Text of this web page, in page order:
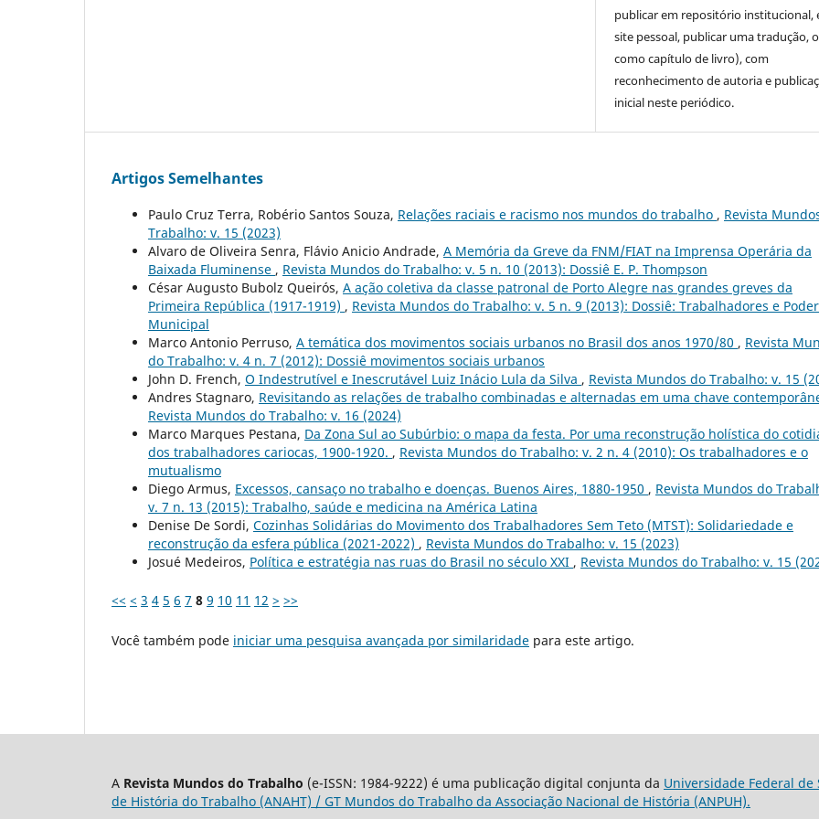
publicar em repositório institucional,
site pessoal, publicar uma tradução,
como capítulo de livro), com
reconhecimento de autoria e
inicial neste periódico.
Artigos Semelhantes
Paulo Cruz Terra, Robério Santos Souza, Relações raciais e racismo nos mundos do trabalho , Revista
Trabalho: v. 15 (2023)
Alvaro de Oliveira Senra, Flávio Anicio Andrade, A Memória da Greve da FNM/FIAT na Imprensa Operária da
Baixada Fluminense , Revista Mundos do Trabalho: v. 5 n. 10 (2013): Dossiê E. P. Thompson
César Augusto Bubolz Queirós, A ação coletiva da classe patronal de Porto Alegre nas grandes greves da
Primeira República (1917-1919) , Revista Mundos do Trabalho: v. 5 n. 9 (2013): Dossiê: Trabalhadores e Poder
Municipal
Marco Antonio Perruso, A temática dos movimentos sociais urbanos no Brasil dos anos 1970/80 , Revista
do Trabalho: v. 4 n. 7 (2012): Dossiê movimentos sociais urbanos
John D. French, O Indestrutível e Inescrutável Luiz Inácio Lula da Silva , Revista Mundos do Trabalho: v. 15
Andres Stagnaro, Revisitando as relações de trabalho combinadas e alternadas em uma chave
Revista Mundos do Trabalho: v. 16 (2024)
Marco Marques Pestana, Da Zona Sul ao Subúrbio: o mapa da festa. Por uma reconstrução holística do
dos trabalhadores cariocas, 1900-1920. , Revista Mundos do Trabalho: v. 2 n. 4 (2010): Os trabalhadores e o
mutualismo
Diego Armus, Excessos, cansaço no trabalho e doenças. Buenos Aires, 1880-1950 , Revista Mundos do
v. 7 n. 13 (2015): Trabalho, saúde e medicina na América Latina
Denise De Sordi, Cozinhas Solidárias do Movimento dos Trabalhadores Sem Teto (MTST): Solidariedade e
reconstrução da esfera pública (2021-2022) , Revista Mundos do Trabalho: v. 15 (2023)
Josué Medeiros, Política e estratégia nas ruas do Brasil no século XXI , Revista Mundos do Trabalho: v. 15
<< < 3 4 5 6 7 8 9 10 11 12 > >>
Você também pode iniciar uma pesquisa avançada por similaridade para este artigo.
A Revista Mundos do Trabalho (e-ISSN: 1984-9222) é uma publicação digital conjunta da Universidade Federal de
de História do Trabalho (ANAHT) / GT Mundos do Trabalho da Associação Nacional de História (ANPUH).